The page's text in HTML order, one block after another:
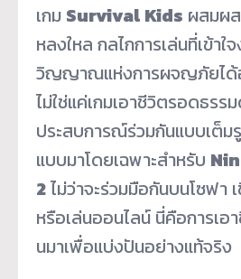
เกม Survival Kids ผสมผ
หลงใหล กลไกการเล่นที่เข้าใ
วิญญาณแห่งการผจญภัยได้
ไม่ใช่แค่เกมเอาชีวิตรอดธรร
ประสบการณ์ร่วมกันแบบเต็ม
แบบมาโดยเฉพาะสำหรับ
2ไม่ว่าจะร่วมมือกันบนโซฟ
หรือเล่นออนไลน์ นี่คือการเ
นมาเพื่อแบ่งปันอย่างแท้จริง